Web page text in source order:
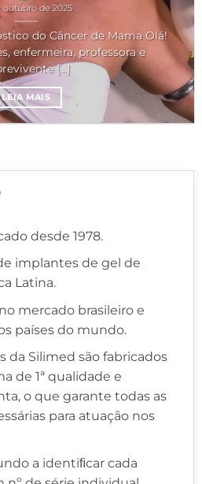
outubro de 2025
do Câncer de Mama Olá!
enfermeira, professora e
[...]
LEIA MAIS
desde 1978.
implantes de gel de
Latina.
mercado brasileiro e
países do mundo.
da Silimed são fabricados
de 1ª qualidade e
o que garante todas as
para atuação nos
a identiﬁcar cada